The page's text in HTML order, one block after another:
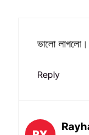
ভালো লাগলো।
Reply